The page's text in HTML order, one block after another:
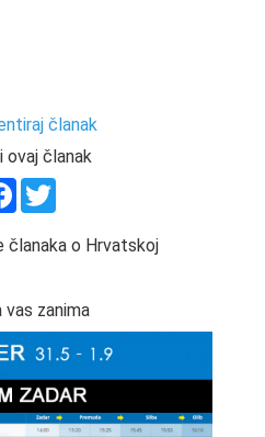
članak
ovaj članak
Facebook
članaka o Hrvatskoj
vas zanima